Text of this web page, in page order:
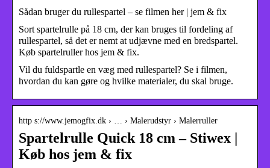
Sådan bruger du rullespartel – se filmen her | jem & fix
Sort spartelrulle på 18 cm, der kan bruges til fordeling af
rullespartel, så det er nemt at udjævne med en bredspartel.
Køb spartelruller hos jem & fix.
Vil du fuldspartle en væg med rullespartel? Se i filmen,
hvordan du kan gøre og hvilke materialer, du skal bruge.
http s://www.jemogfix.dk › … › Malerudstyr › Malerruller
Spartelrulle Quick 18 cm – Stiwex |
Køb hos jem & fix